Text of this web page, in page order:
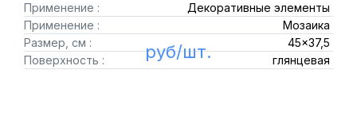
Применение :
Декоративные элементы
Применение :
Мозаика
Размер, см :
45x37,5
Поверхность :
глянцевая
руб/шт.